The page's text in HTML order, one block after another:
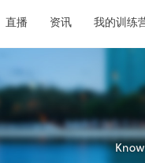
直播 资讯 我的训练